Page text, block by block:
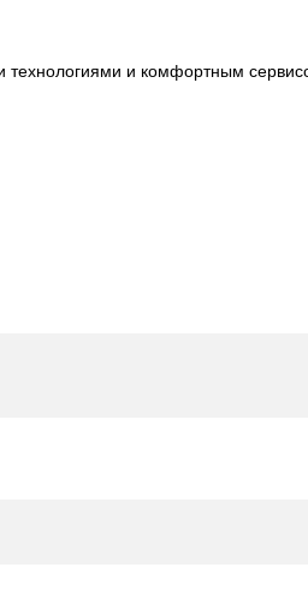
технологиями и комфортным